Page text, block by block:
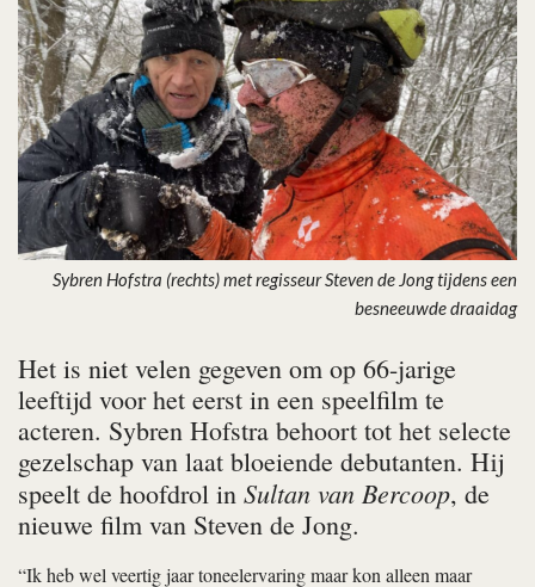
Sybren Hofstra (rechts) met regisseur Steven de Jong tijdens een
besneeuwde draaidag
Het is niet velen gegeven om op 66-jarige
leeftijd voor het eerst in een speelfilm te
acteren. Sybren Hofstra behoort tot het selecte
gezelschap van laat bloeiende debutanten. Hij
speelt de hoofdrol in Sultan van Bercoop, de
nieuwe film van Steven de Jong.
“Ik heb wel veertig jaar toneelervaring maar kon alleen maar